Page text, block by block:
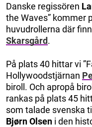
Danske regissören
the Waves” kommer
huvudrollerna där
Skarsgård.
På plats 40 hittar vi
Hollywoodstjärnan
biroll. Och apropå
rankas på plats 45
som talade svenska
Bjørn Olsen i den